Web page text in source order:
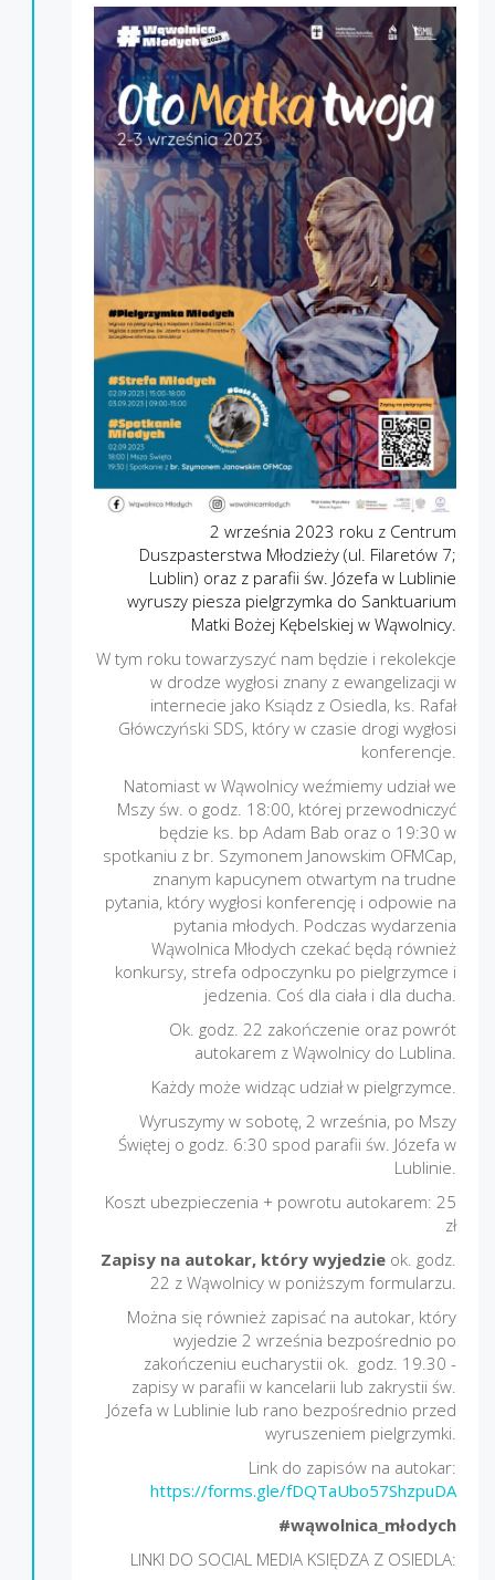
2 września 2023 roku z Centrum
Duszpasterstwa Młodzieży (ul. Filaretów 7;
Lublin) oraz z parafii św. Józefa w Lublinie
wyruszy piesza pielgrzymka do Sanktuarium
Matki Bożej Kębelskiej w Wąwolnicy.
W tym roku towarzyszyć nam będzie i rekolekcje
w drodze wygłosi znany z ewangelizacji w
internecie jako Ksiądz z Osiedla, ks. Rafał
Główczyński SDS, który w czasie drogi wygłosi
konferencje.
Natomiast w Wąwolnicy weźmiemy udział we
Mszy św. o godz. 18:00, której przewodniczyć
będzie ks. bp Adam Bab oraz o 19:30 w
spotkaniu z br. Szymonem Janowskim OFMCap,
znanym kapucynem otwartym na trudne
pytania, który wygłosi konferencję i odpowie na
pytania młodych. Podczas wydarzenia
Wąwolnica Młodych czekać będą również
konkursy, strefa odpoczynku po pielgrzymce i
jedzenia. Coś dla ciała i dla ducha.
Ok. godz. 22 zakończenie oraz powrót
autokarem z Wąwolnicy do Lublina.
Każdy może widząc udział w pielgrzymce.
Wyruszymy w sobotę, 2 września, po Mszy
Świętej o godz. 6:30 spod parafii św. Józefa w
Lublinie.
Koszt ubezpieczenia + powrotu autokarem: 25
zł
Zapisy na autokar, który wyjedzie ok. godz.
22 z Wąwolnicy w poniższym formularzu.
Można się również zapisać na autokar, który
wyjedzie 2 września bezpośrednio po
zakończeniu eucharystii ok. godz. 19.30 -
zapisy w parafii w kancelarii lub zakrystii św.
Józefa w Lublinie lub rano bezpośrednio przed
wyruszeniem pielgrzymki.
Link do zapisów na autokar:
https://forms.gle/fDQTaUbo57ShzpuDA
#wąwolnica_młodych
LINKI DO SOCIAL MEDIA KSIĘDZA Z OSIEDLA: